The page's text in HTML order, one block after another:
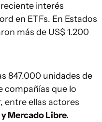
interés
en ETFs. En Estados
más de US$ 1.200
847.000 unidades de
compañías que lo
entre ellas actores
Mercado Libre.